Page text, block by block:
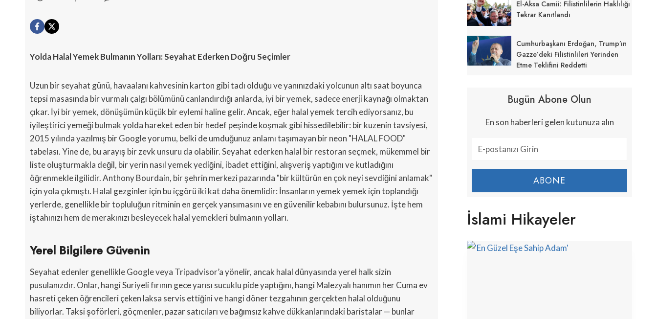
Yolda Halal Yemek Bulmanın Yolları: Seyahat Ederken Doğru Seçimler
Uzun bir seyahat günü, havaalanı kahvesinin karton gibi tadı olduğu ve yanınızdaki yolcunun altı saat boyunca
tepsi masasında bir vurmalı çalgı bölümünü canlandırdığı anlarda, iyi bir yemek, sadece enerji kaynağı olmaktan
çıkar. İyi bir yemek, dönüşümün küçük bir eylemi haline gelir. Ancak, eğer halal yemek tercih ediyorsanız, bu
iyileştirici yemeği bulmak yolda hareket eden bir hedef peşinde koşmak gibi hissedilebilir: bir kuzenin tavsiyesi,
2015 yılında yazılmış bir Google yorumu, belki de umduğunuz anlamı taşımayan bir neon "HALAL FOOD"
tabelası. Yine de, bu arayış bir zevk unsuru da olabilir. Seyahat ederken halal bir restoran seçmek, mükemmel bir
liste oluşturmakla değil, bir yerin nasıl yemek yediğini, ibadet ettiğini, alışveriş yaptığını ve kutladığını
öğrenmekle ilgilidir. Anthony Bourdain, bir şehrin merkezi pazarında "bir kültürün en çok neyi sevdiğini anlamak"
için yola çıkmıştı. Halal gezginler için bu içgörü iki kat daha önemlidir: İnsanların yemek yemek için toplandığı
yerlerde, genellikle bir topluluğun ritminin en gerçek yansımasını ve en güvenilir kebabını bulursunuz. İşte hem
iştahınızı hem de merakınızı besleyecek halal yemekleri bulmanın yolları.
Yerel Bilgilere Güvenin
Seyahat edenler genellikle Google veya Tripadvisor’a yönelir, ancak halal dünyasında yerel halk sizin
pusulanızdır. Onlar, hangi Suriyeli fırının gece yarısı sucuklu pide yaptığını, hangi Malezyalı hanımın her Cuma ev
hasreti çeken öğrencileri çeken laksa servis ettiğini ve hangi döner tezgahının gerçekten halal olduğunu
biliyorlar. Taksi şoförleri, göçmenler, pazar satıcıları ve bağımsız kahve dükkanlarındaki baristalar — bunlar
El-Aksa Camii: Filistinlilerin Haklılığı
Tekrar Kanıtlandı
Cumhurbaşkanı Erdoğan, Trump’ın
Gazze’deki Filistinlileri Yerinden
Etme Teklifini Reddetti
Bugün Abone Olun
En son haberleri gelen kutunuza alın
ABONE
İslami Hikayeler